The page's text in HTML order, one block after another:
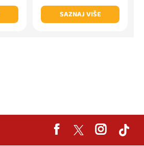
SAZNAJ VIŠE